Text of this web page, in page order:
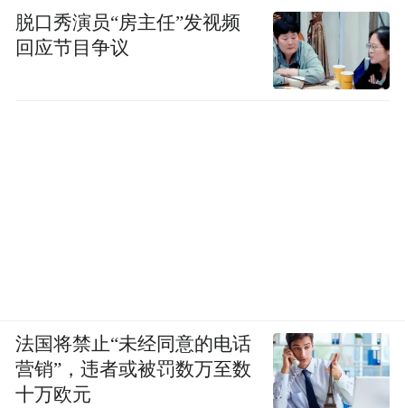
脱口秀演员“房主任”发视频
回应节目争议
法国将禁止“未经同意的电话
营销”，违者或被罚数万至数
十万欧元